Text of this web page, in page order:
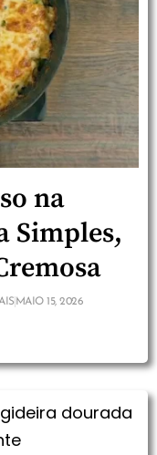
na
Simples,
MAIO 15, 2026